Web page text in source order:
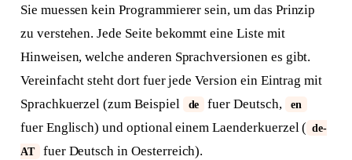
Sie muessen kein Programmierer sein, um das Prinzip
zu verstehen. Jede Seite bekommt eine Liste mit
Hinweisen, welche anderen Sprachversionen es gibt.
Vereinfacht steht dort fuer jede Version ein Eintrag mit
Sprachkuerzel (zum Beispiel
de fuer Deutsch, en
fuer Englisch) und optional einem Laenderkuerzel ( de-
AT
fuer Deutsch in Oesterreich).